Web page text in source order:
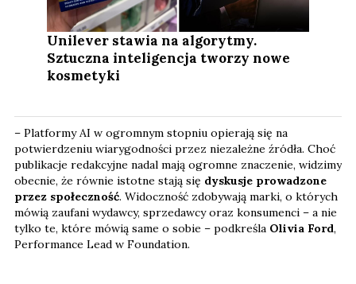
Unilever stawia na algorytmy.
Sztuczna inteligencja tworzy nowe
kosmetyki
– Platformy AI w ogromnym stopniu opierają się na
potwierdzeniu wiarygodności przez niezależne źródła. Choć
publikacje redakcyjne nadal mają ogromne znaczenie, widzimy
obecnie, że równie istotne stają się dyskusje prowadzone
przez społeczność. Widoczność zdobywają marki, o których
mówią zaufani wydawcy, sprzedawcy oraz konsumenci – a nie
tylko te, które mówią same o sobie – podkreśla Olivia Ford,
Performance Lead w Foundation.